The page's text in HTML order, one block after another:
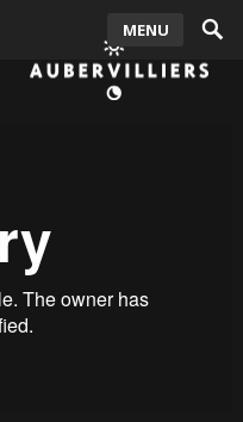
MENU